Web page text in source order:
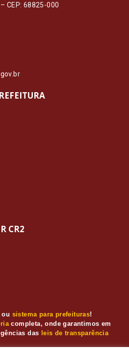
CEP: 68825-000
ou sistema para prefeituras!
completa, onde garantimos em
das leis de transparência
CR2